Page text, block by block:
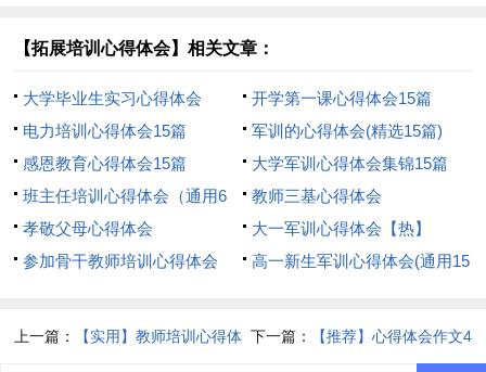
【拓展培训心得体会】相关文章：
大学毕业生实习心得体会
开学第一课心得体会15篇
电力培训心得体会15篇
军训的心得体会(精选15篇)
感恩教育心得体会15篇
大学军训心得体会集锦15篇
班主任培训心得体会（通用6
篇）
教师三基心得体会
孝敬父母心得体会
大一军训心得体会【热】
参加骨干教师培训心得体会
高一新生军训心得体会(通用15
上一篇：
【实用】教师培训心得体 下一篇：
【推荐】心得体会作文4